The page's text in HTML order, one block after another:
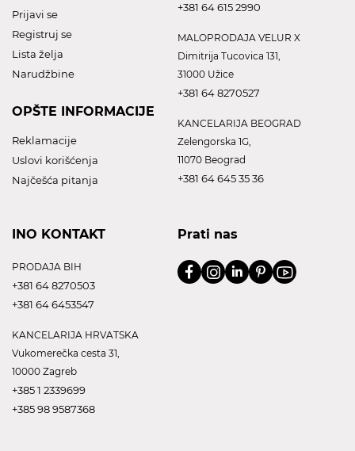
Prijavi se
Registruj se
Lista želja
Narudžbine
OPŠTE INFORMACIJE
Reklamacije
Uslovi korišćenja
Najčešća pitanja
+381 64 615 2990
MALOPRODAJA VELUR X
Dimitrija Tucovica 131,
31000 Užice
+381 64 8270527
KANCELARIJA BEOGRAD
Zelengorska 1G,
11070 Beograd
+381 64 645 35 36
INO KONTAKT
PRODAJA BIH
+381 64 8270503
+381 64 6453547
KANCELARIJA HRVATSKA
Vukomerečka cesta 31,
10000 Zagreb
+385 1 2339699
+385 98 9587368
Prati nas